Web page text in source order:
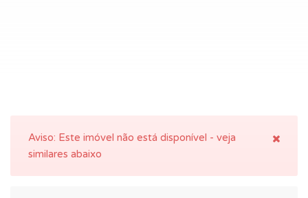
Aviso: Este imóvel não está disponível - veja
similares abaixo